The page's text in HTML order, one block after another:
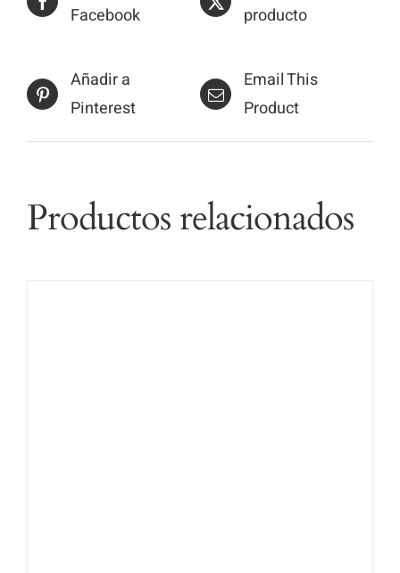
Facebook
producto
Añadir a
Pinterest
Email This
Product
Productos relacionados